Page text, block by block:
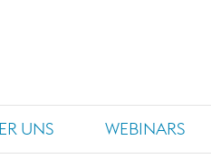
UNS WEBINARS